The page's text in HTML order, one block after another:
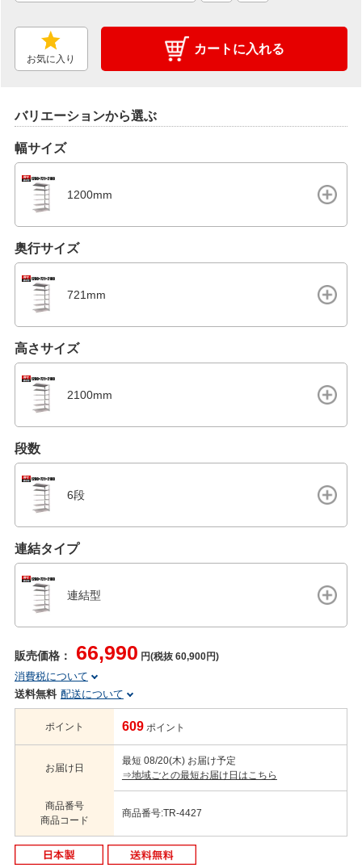
お気に入り
カートに入れる
バリエーションから選ぶ
幅サイズ
1200mm
奥行サイズ
721mm
高さサイズ
2100mm
段数
6段
連結タイプ
連結型
販売価格： 66,990 円(税抜 60,900円)
消費税について
送料無料 配送について
ポイント 609 ポイント
お届け日
最短 08/20(木) お届け予定
⇒地域ごとの最短お届け日はこちら
商品番号
商品コード
商品番号:TR-4427